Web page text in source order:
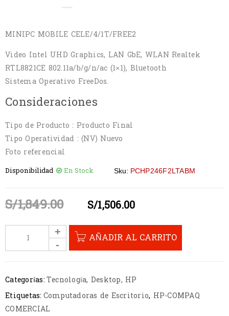
MINIPC MOBILE CELE/4/1T/FREE2
Video Intel UHD Graphics, LAN GbE, WLAN Realtek
RTL8821CE 802.11a/b/g/n/ac (1×1), Bluetooth
Sistema Operativo FreeDos.
Consideraciones
Tipo de Producto : Producto Final
Tipo Operatividad : (NV) Nuevo
Foto referencial
Disponibilidad En Stock Sku: PCHP246F2LTABM
S/1,849.00 S/1,506.00
AÑADIR AL CARRITO
Categorías:Tecnología, Desktop, HP
Etiquetas: Computadoras de Escritorio, HP-COMPAQ
COMERCIAL